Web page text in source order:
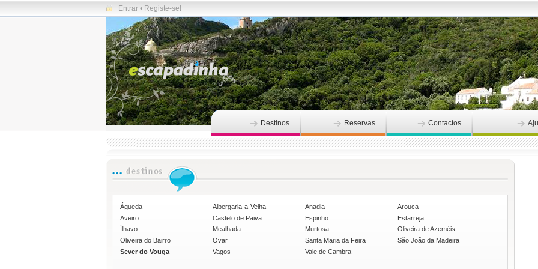
Entrar • Registe-se!
Destinos Reservas Contactos
Águeda Albergaria-a-Velha Anadia
Arouca
Aveiro
Castelo de Paiva Espinho
Estarreja
Ílhavo
Mealhada Murtosa
Oliveira de Azeméis
Oliveira do Bairro
Ovar Santa Maria da Feira
São João da Madeira
Sever do Vouga
Vagos Vale de Cambra